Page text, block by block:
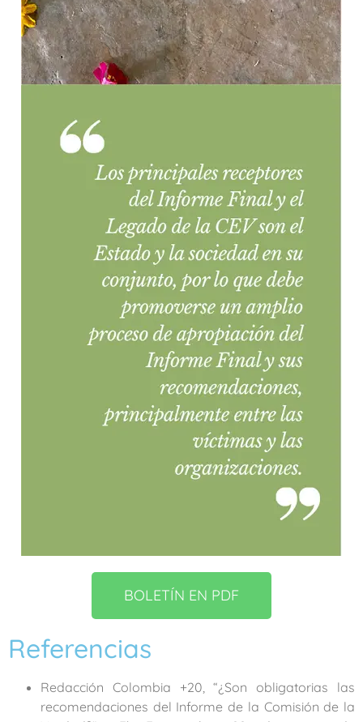
BOLETÍN EN PDF
Referencias​
Redacción Colombia +20, “¿Son obligatorias las
recomendaciones del Informe de la Comisión de la